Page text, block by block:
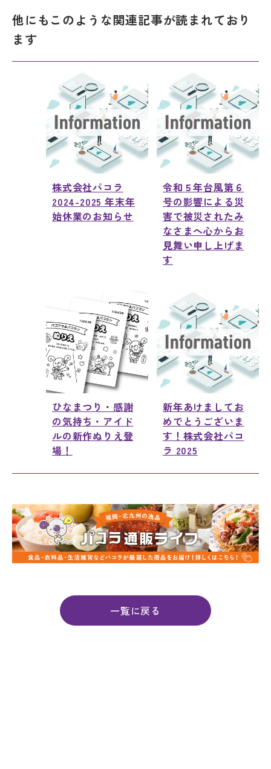
他にもこのような関連記事が読まれており
ます
株式会社パコラ
2024-2025 年末年
始休業のお知らせ
令和５年台風第６
号の影響による災
害で被災されたみ
なさまへ心からお
見舞い申し上げま
す
ひなまつり・感謝
の気持ち・アイド
ルの新作ぬりえ登
場！
新年あけましてお
めでとうございま
す！株式会社パコ
ラ 2025
一覧に戻る